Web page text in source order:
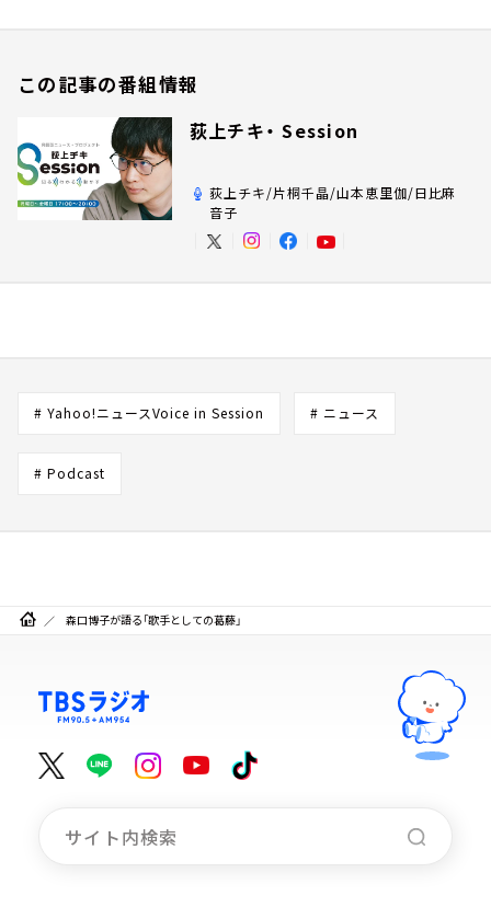
この記事の番組情報
荻上チキ・ Session
荻上チキ/片桐千晶/山本恵里伽/日比麻
音子
# Yahoo!ニュースVoice in Session # ニュース
# Podcast
森口博子が語る「歌手としての葛藤」